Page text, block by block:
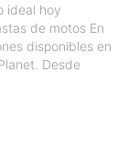
ideal hoy
de motos En
disponibles en
Desde